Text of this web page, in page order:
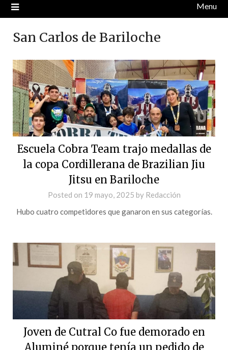
Menu
San Carlos de Bariloche
Escuela Cobra Team trajo medallas de
la copa Cordillerana de Brazilian Jiu
Jitsu en Bariloche
Posted on 19 mayo, 2025 by Redacción
Hubo cuatro competidores que ganaron en sus categorías.
Joven de Cutral Co fue demorado en
Aluminé porque tenía un pedido de